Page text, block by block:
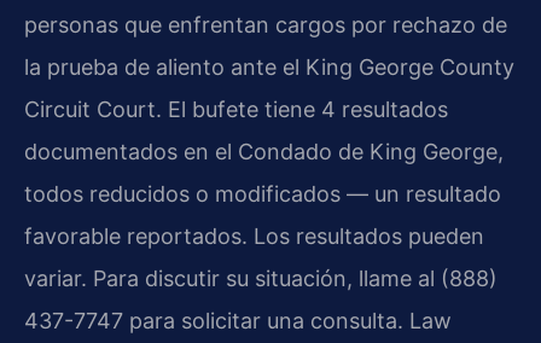
personas que enfrentan cargos por rechazo de
la prueba de aliento ante el King George County
Circuit Court. El bufete tiene 4 resultados
documentados en el Condado de King George,
todos reducidos o modificados — un resultado
favorable reportados. Los resultados pueden
variar. Para discutir su situación, llame al (888)
437-7747 para solicitar una consulta. Law